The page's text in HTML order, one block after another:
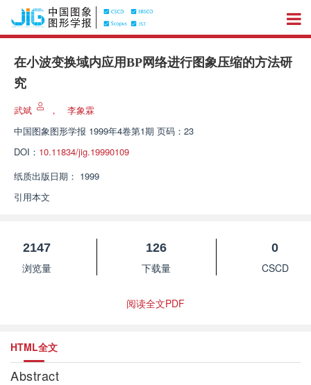
在小波变换域内应用BP网络进行图象压缩的方法研
究
武斌 ，
李象霖
中国图象图形学报 1999年4卷第1期 页码：23
DOI： 10.11834/jig.19990109
纸质出版日期： 1999
引用本文
2147
浏览量
126
下载量
0
CSCD
阅读全文PDF
HTML全文
Abstract